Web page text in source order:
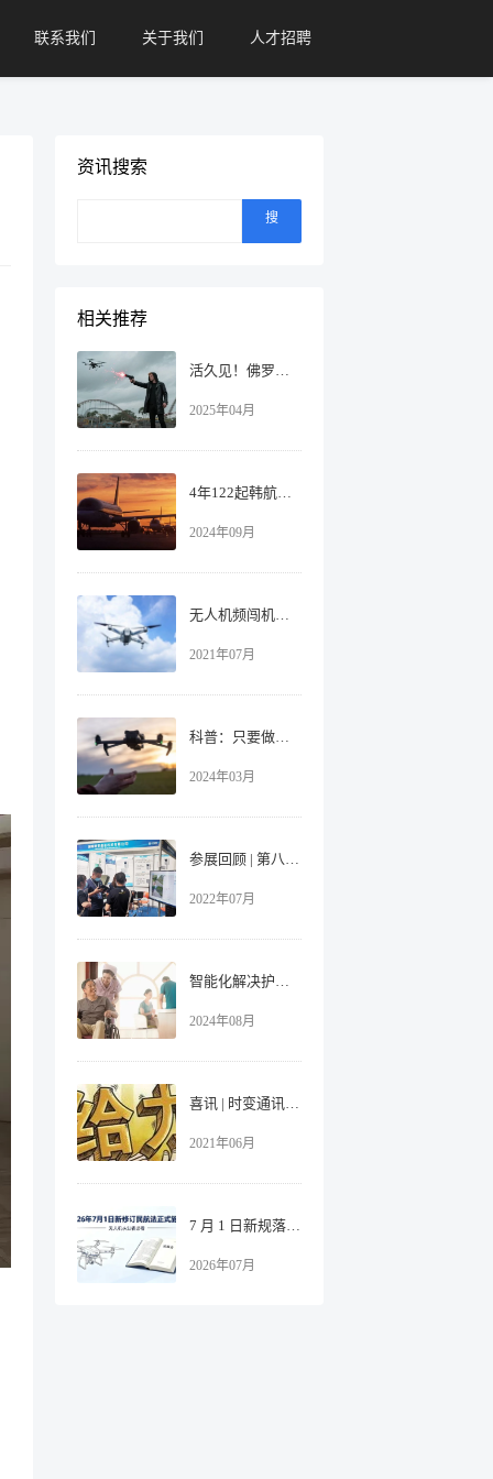
联系我们 关于我们 人才招聘
资讯搜索
搜
相关推荐
活久见！佛罗里达拟议法案：允许用枪击落无人机！
2025年04月
4年122起韩航班受阻，无人机“黑飞”引网友热议！
2024年09月
无人机频闯机场，靠什么来“拦”？
2021年07月
科普：只要做好这五点，有效避免无人机“黑飞”！
2024年03月
参展回顾 | 第八届中国-亚欧安防博览会，时变通讯引领行业新视点！
2022年07月
智能化解决护工短缺，提升养老机构入住率！
2024年08月
喜讯 | 时变通讯入选《2021年湖南省产融合作制造业重点企业名单》
2021年06月
7 月 1 日新规落地！无人机管控从 “软要求” 升级为 “硬标准”
2026年07月